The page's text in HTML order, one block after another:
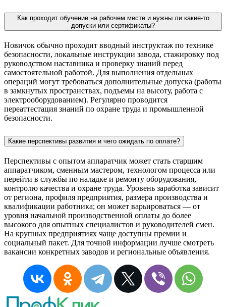
Как проходит обучение на рабочем месте и нужны ли какие‑то
допуски или сертификаты?
Новичок обычно проходит вводный инструктаж по технике
безопасности, локальные инструкции завода, стажировку под
руководством наставника и проверку знаний перед
самостоятельной работой. Для выполнения отдельных
операций могут требоваться дополнительные допуска (работы
в замкнутых пространствах, подъемы на высоту, работа с
электрооборудованием). Регулярно проводится
переаттестация знаний по охране труда и промышленной
безопасности.
Какие перспективы развития и чего ожидать по оплате?
Перспективы с опытом аппаратчик может стать старшим
аппаратчиком, сменным мастером, технологом процесса или
перейти в службы по наладке и ремонту оборудования,
контролю качества и охране труда. Уровень заработка зависит
от региона, профиля предприятия, размера производства и
квалификации работника; он может варьироваться — от
уровня начальной производственной оплаты до более
высокого для опытных специалистов и руководителей смен.
На крупных предприятиях чаще доступны премии и
социальный пакет. Для точной информации лучше смотреть
вакансии конкретных заводов и региональные объявления.